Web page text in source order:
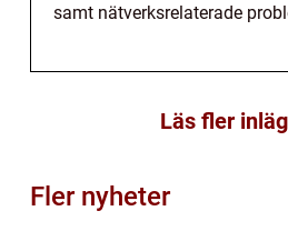
samt nätverksrelaterade
Läs fler
Fler nyheter